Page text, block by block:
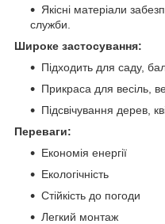
Якісні матеріали
служби.
Широке застосування:
Підходить для саду,
Прикраса для весіль,
Підсвічування дерев,
Переваги:
Економія енергії
Екологічність
Стійкість до погоди
Легкий монтаж